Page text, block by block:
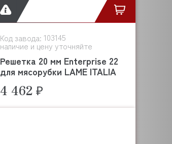
Код завода:103145
наличие и цену уточняйте
Решетка 20 мм Enterprise 22
для мясорубки LAME ITALIA
4 462 ₽